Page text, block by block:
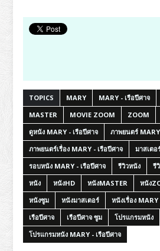
TOPICS MARY MARY - เรือปีศาจ
MASTER
MOVIE ZOOM ZOOM
ดูหนัง MARY - เรือปีศาจ
ภาพยนตร์
ภาพยนตร์เรื่อง MARY - เรือปีศาจ
มาสเตอ
รอบหนัง MARY - เรือปีศาจ
รีวิวหนัง
รี
หนัง
หนังHD หนังMASTER หนัง
หนังซูม
หนังมาสเตอร์ หนังเรื่อง
เรือปีศาจ
เรือปีศาจ ซูม
โปรแกรมหนัง
โปรแกรมหนัง MARY - เรือปีศาจ